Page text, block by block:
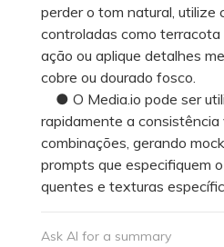
perder o tom natural, utilize
controladas como terracota
ação ou aplique detalhes
cobre ou dourado fosco.
● O Media.io pode ser
rapidamente a consistência
combinações, gerando
prompts que especifiquem
quentes e texturas
Ask AI for a summary